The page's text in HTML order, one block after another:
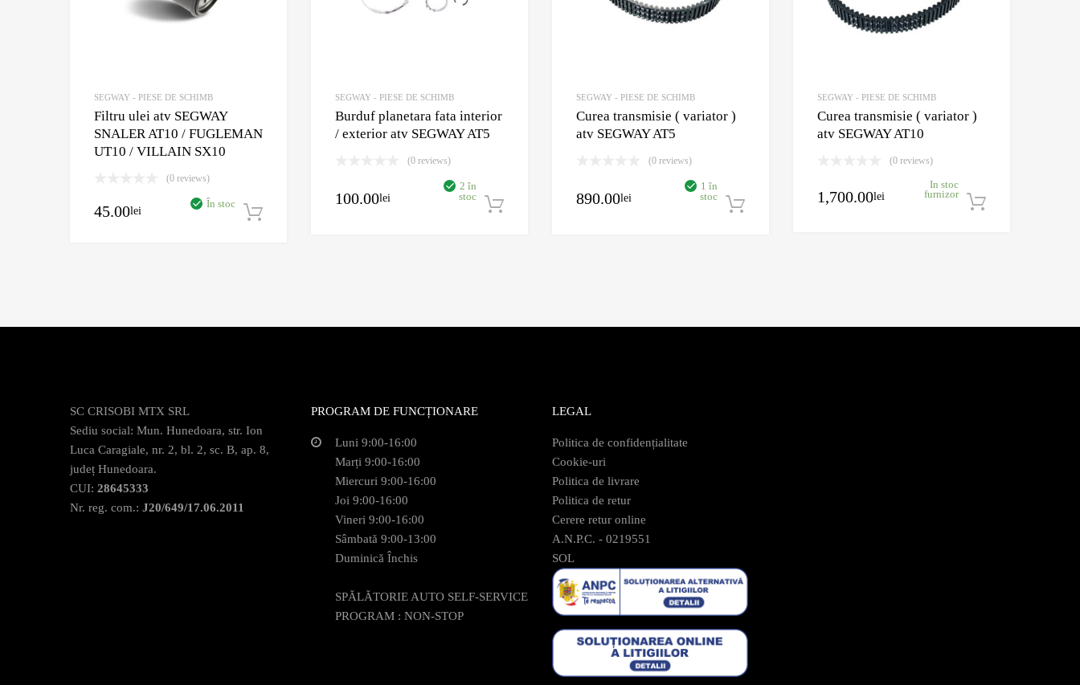
SEGWAY - PIESE DE SCHIMB
Filtru ulei atv SEGWAY
SNALER AT10 / FUGLEMAN
UT10 / VILLAIN SX10
(0 reviews)
45.00lei
În stoc
SEGWAY - PIESE DE SCHIMB
Burduf planetara fata interior
/ exterior atv SEGWAY AT5
(0 reviews)
100.00lei
2 în
stoc
Adaugă în coș
SEGWAY - PIESE DE SCHIMB
Curea transmisie ( variator )
atv SEGWAY AT5
(0 reviews)
890.00lei
1 în
stoc
Adaugă în coș
SEGWAY - PIESE DE SCHIMB
Curea transmisie ( variator )
atv SEGWAY AT10
(0 reviews)
1,700.00lei
In stoc
furnizor
SC CRISOBI MTX SRL
Sediu social: Mun. Hunedoara, str. Ion
Luca Caragiale, nr. 2, bl. 2, sc. B, ap. 8,
județ Hunedoara.
CUI: 28645333
Nr. reg. com.: J20/649/17.06.2011
PROGRAM DE FUNCȚIONARE
Luni 9:00-16:00
Marți 9:00-16:00
Miercuri 9:00-16:00
Joi 9:00-16:00
Vineri 9:00-16:00
Sâmbată 9:00-13:00
Duminică Închis
SPĂLĂTORIE AUTO SELF-SERVICE
PROGRAM : NON-STOP
LEGAL
Politica de confidențialitate
Cookie-uri
Politica de livrare
Politica de retur
Cerere retur online
A.N.P.C. - 0219551
SOL